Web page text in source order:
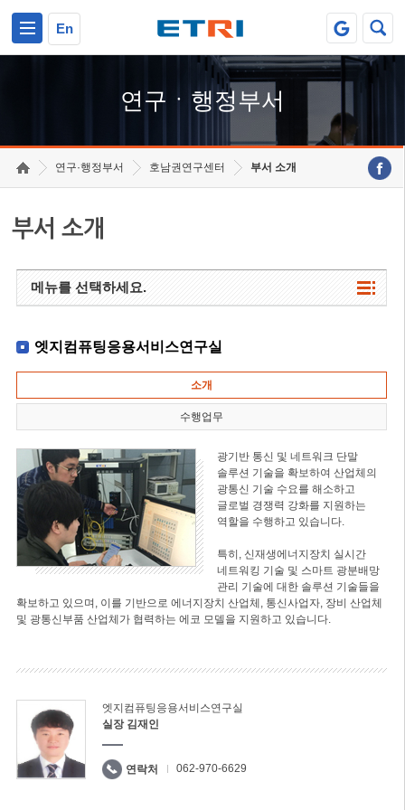
En
연구ㆍ행정부서
연구·행정부서 호남권연구센터 부서 소개
부서 소개
메뉴를 선택하세요.
엣지컴퓨팅응용서비스연구실
소개
수행업무
광기반 통신 및 네트워크 단말
솔루션 기술을 확보하여 산업체의
광통신 기술 수요를 해소하고
글로벌 경쟁력 강화를 지원하는
역할을 수행하고 있습니다.
특히, 신재생에너지장치 실시간
네트워킹 기술 및 스마트 광분배망
관리 기술에 대한 솔루션 기술들을
확보하고 있으며, 이를 기반으로 에너지장치 산업체, 통신사업자, 장비 산업체
및 광통신부품 산업체가 협력하는 에코 모델을 지원하고 있습니다.
엣지컴퓨팅응용서비스연구실
실장 김재인
연락처 062-970-6629